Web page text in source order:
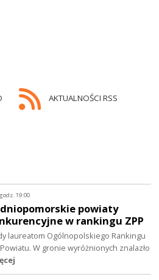
AKTUALNOŚCI RSS
19:00
powiaty
w rankingu ZPP
laureatom Ogólnopolskiego Rankingu
W gronie wyróżnionych znalazło